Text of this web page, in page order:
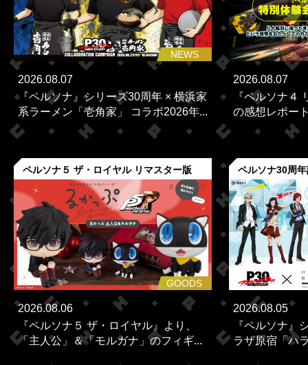
NEWS
2026.08.07
『ペルソナ』シリーズ30周年 × 横浜家
系ラーメン「壱角家」 コラボ2026年...
2026.08.07
『ペルソナ４
の感想レポー
ペルソナ５ ザ・ロイヤル リマスター版
GOODS
2026.08.06
『ペルソナ５ ザ・ロイヤル』より、
「主人公」＆「モルガナ」のフィギ...
ペルソナ30周
2026.08.05
『ペルソナ』
ラザ原宿「ハ